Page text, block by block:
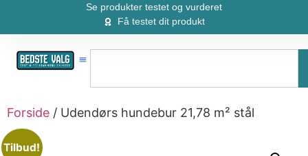
Se produkter testet og vurderet
Få testet dit produkt
Forside / Udendørs hundebur 21,78 m² stål
Tilbud!